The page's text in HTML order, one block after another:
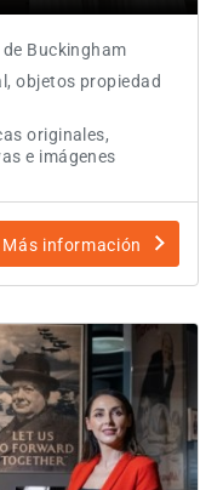
Buckingham
objetos propiedad
originales,
e imágenes
Más información